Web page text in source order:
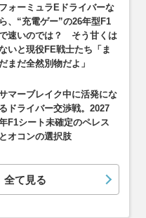
フォーミュラEドライバーな
ら、“充電ゲー”の26年型F1
速いのでは？ そう甘くは
いと現役FE戦士たち「ま
まだ全然別物だよ」
マーブレイク中に活発にな
るドライバー交渉戦。2027
F1シート未確定のペレス
とオコンの選択肢
全て見る